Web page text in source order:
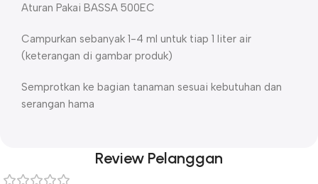
Aturan Pakai BASSA 500EC
Campurkan sebanyak 1-4 ml untuk tiap 1 liter air
(keterangan di gambar produk)
Semprotkan ke bagian tanaman sesuai kebutuhan dan
serangan hama
Review Pelanggan